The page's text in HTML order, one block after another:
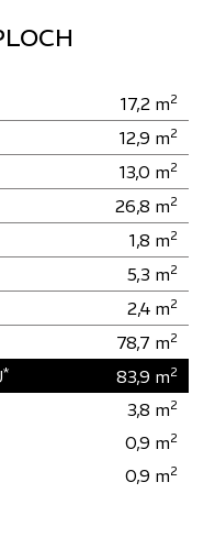
17,2 m2
12,9 m2
13,0 m2
26,8 m2
1,8 m2
5,3 m2
2,4 m2
78,7 m2
* 83,9 m2
3,8 m2
0,9 m2
0,9 m2